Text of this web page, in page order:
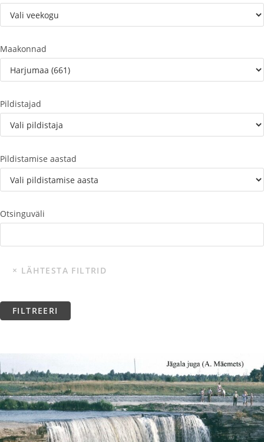
Maakonnad
Pildistajad
Pildistamise aastad
Otsinguväli